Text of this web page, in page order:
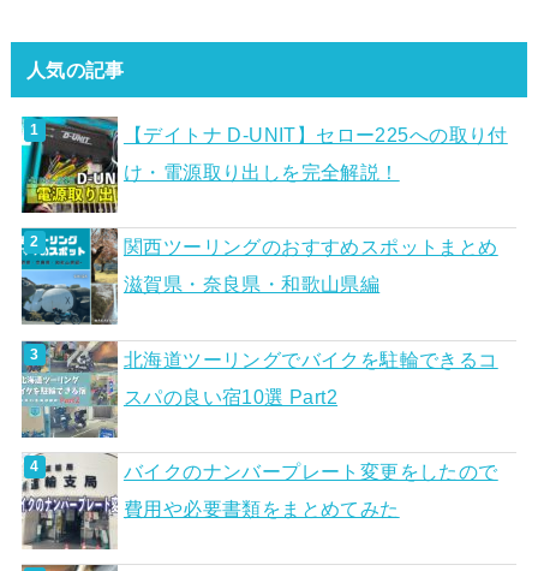
人気の記事
【デイトナ D-UNIT】セロー225への取り付
け・電源取り出しを完全解説！
関西ツーリングのおすすめスポットまとめ
滋賀県・奈良県・和歌山県編
北海道ツーリングでバイクを駐輪できるコ
スパの良い宿10選 Part2
バイクのナンバープレート変更をしたので
費用や必要書類をまとめてみた